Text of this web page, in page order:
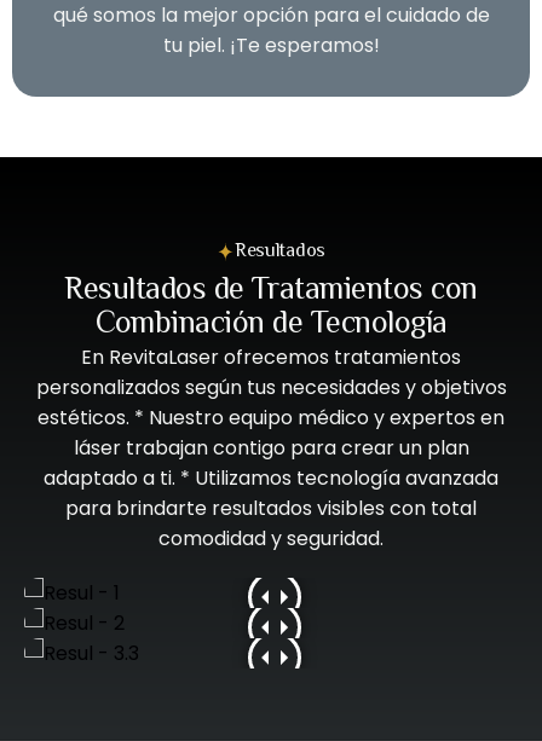
qué somos la mejor opción para el cuidado de
tu piel. ¡Te esperamos!
Resultados
Resultados de Tratamientos con
Combinación de Tecnología
En RevitaLaser ofrecemos tratamientos
personalizados según tus necesidades y objetivos
estéticos. * Nuestro equipo médico y expertos en
láser trabajan contigo para crear un plan
adaptado a ti. * Utilizamos tecnología avanzada
para brindarte resultados visibles con total
comodidad y seguridad.